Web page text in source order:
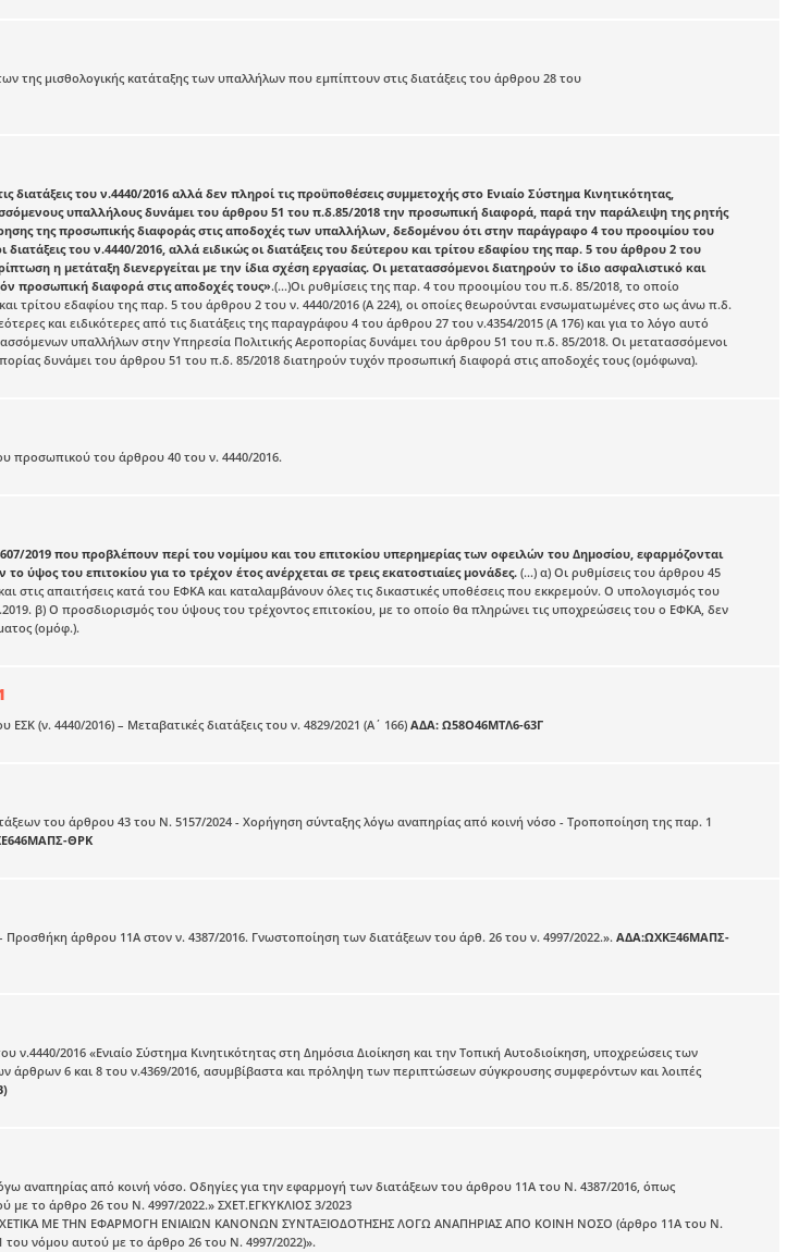
της μισθολογικής κατάταξης των υπαλλήλων που εμπίπτουν στις διατάξεις του άρθρου 28 του
διατάξεις του ν.4440/2016 αλλά δεν πληροί τις προϋποθέσεις συμμετοχής στο Ενιαίο Σύστημα Κινητικότητας,
υπαλλήλους δυνάμει του άρθρου 51 του π.δ.85/2018 την προσωπική διαφορά, παρά την παράλειψη της ρητής
της προσωπικής διαφοράς στις αποδοχές των υπαλλήλων, δεδομένου ότι στην παράγραφο 4 του προοιμίου του
του ν.4440/2016, αλλά ειδικώς οι διατάξεις του δεύτερου και τρίτου εδαφίου της παρ. 5 του άρθρου 2 του
η μετάταξη διενεργείται με την ίδια σχέση εργασίας. Οι μετατασσόμενοι διατηρούν το ίδιο ασφαλιστικό και
προσωπική διαφορά στις αποδοχές τους».(...)Οι ρυθμίσεις της παρ. 4 του προοιμίου του π.δ. 85/2018, το οποίο
τρίτου εδαφίου της παρ. 5 του άρθρου 2 του ν. 4440/2016 (Α 224), οι οποίες θεωρούνται ενσωματωμένες στο ως άνω π.δ.
και ειδικότερες από τις διατάξεις της παραγράφου 4 του άρθρου 27 του ν.4354/2015 (Α 176) και για το λόγο αυτό
υπαλλήλων στην Υπηρεσία Πολιτικής Αεροπορίας δυνάμει του άρθρου 51 του π.δ. 85/2018. Οι μετατασσόμενοι
δυνάμει του άρθρου 51 του π.δ. 85/2018 διατηρούν τυχόν προσωπική διαφορά στις αποδοχές τους (ομόφωνα).
προσωπικού του άρθρου 40 του ν. 4440/2016.
2019 που προβλέπουν περί του νομίμου και του επιτοκίου υπερημερίας των οφειλών του Δημοσίου, εφαρμόζονται
ύψος του επιτοκίου για το τρέχον έτος ανέρχεται σε τρεις εκατοστιαίες μονάδες. (...) α) Οι ρυθμίσεις του άρθρου 45
στις απαιτήσεις κατά του ΕΦΚΑ και καταλαμβάνουν όλες τις δικαστικές υποθέσεις που εκκρεμούν. Ο υπολογισμός του
β) Ο προσδιορισμός του ύψους του τρέχοντος επιτοκίου, με το οποίο θα πληρώνει τις υποχρεώσεις του ο ΕΦΚΑ, δεν
(ομόφ.).
(ν. 4440/2016) – Μεταβατικές διατάξεις του ν. 4829/2021 (Α΄ 166) ΑΔΑ: Ω58Ο46ΜΤΛ6-63Γ
του άρθρου 43 του Ν. 5157/2024 - Χορήγηση σύνταξης λόγω αναπηρίας από κοινή νόσο - Τροποποίηση της παρ. 1
ΘΡΚ
άρθρου 11Α στον ν. 4387/2016. Γνωστοποίηση των διατάξεων του άρθ. 26 του ν. 4997/2022.». ΑΔΑ:ΩΧΚΞ46ΜΑΠΣ-
ν.4440/2016 «Ενιαίο Σύστημα Κινητικότητας στη Δημόσια Διοίκηση και την Τοπική Αυτοδιοίκηση, υποχρεώσεις των
άρθρων 6 και 8 του ν.4369/2016, ασυμβίβαστα και πρόληψη των περιπτώσεων σύγκρουσης συμφερόντων και λοιπές
αναπηρίας από κοινή νόσο. Οδηγίες για την εφαρμογή των διατάξεων του άρθρου 11Α του Ν. 4387/2016, όπως
το άρθρο 26 του Ν. 4997/2022.» ΣΧΕΤ.ΕΓΚΥΚΛΙΟΣ 3/2023
ΜΕ ΤΗΝ ΕΦΑΡΜΟΓΗ ΕΝΙΑΙΩΝ ΚΑΝΟΝΩΝ ΣΥΝΤΑΞΙΟΔΟΤΗΣΗΣ ΛΟΓΩ ΑΝΑΠΗΡΙΑΣ ΑΠΟ ΚΟΙΝΗ ΝΟΣΟ (άρθρο 11Α του Ν.
νόμου αυτού με το άρθρο 26 του Ν. 4997/2022)».